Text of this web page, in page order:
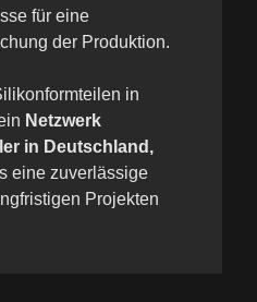
für eine
der Produktion.
in
Netzwerk
in Deutschland,
eine zuverlässige
Projekten